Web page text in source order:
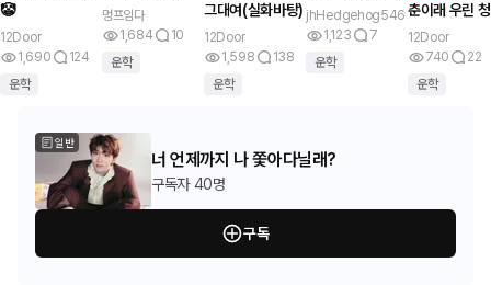
🤡
12Door
1,690
124
운학
멍프임다
1,684
10
운학
그대여(실화바탕)
12Door
1,598
138
운학
jhHedgehog546
1,123
7
운학
춘이래 우린
인가봐
12Door
740
22
운학
일반
너 언제까지 나 쫓아다닐래?
구독자 40명
구독